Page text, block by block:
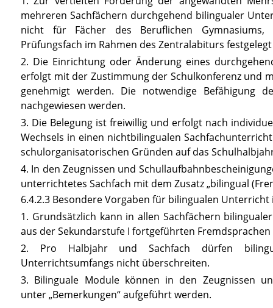
mehreren Sachfächern durchgehend bilingualer
nicht für Fächer des Beruflichen
Prüfungsfach im Rahmen des Zentralabiturs
2. Die Einrichtung oder Änderung eines
erfolgt mit der Zustimmung der Schulkonferenz und
genehmigt werden. Die notwendige Befähigung
nachgewiesen werden.
3. Die Belegung ist freiwillig und erfolgt nach
Wechsels in einen nichtbilingualen
schulorganisatorischen Gründen auf das
4. In den Zeugnissen und
unterrichtetes Sachfach mit dem Zusatz „bilingual
6.4.2.3 Besondere Vorgaben für bilingualen
1. Grundsätzlich kann in allen Sachfächern
aus der Sekundarstufe I fortgeführten
2. Pro Halbjahr und Sachfach dürfen
Unterrichtsumfangs nicht überschreiten.
3. Bilinguale Module können in den Zeugnissen
unter „Bemerkungen“ aufgeführt werden.